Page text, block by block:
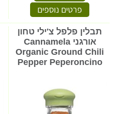
פרטים נוספים
תבלין פלפל צ'ילי טחון
אורגני Cannamela
Organic Ground Chili
Pepper Peperoncino